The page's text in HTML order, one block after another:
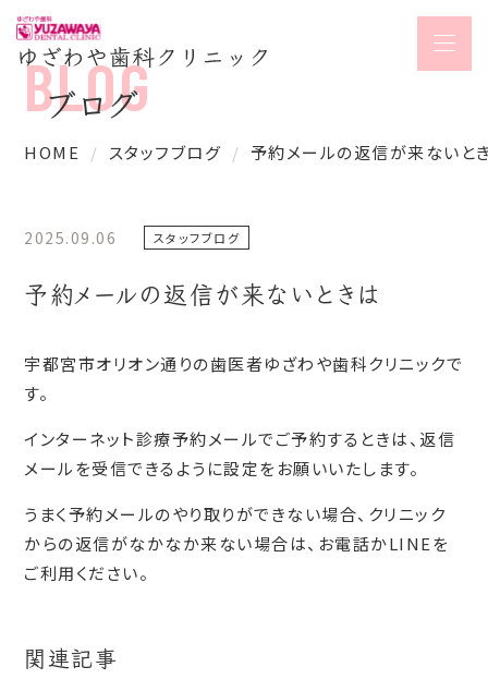
ブログ
HOME スタッフブログ 予約メールの返信が来ないと
2025.09.06 スタッフブログ
予約メールの返信が来ないときは
宇都宮市オリオン通りの歯医者ゆざわや歯科クリニックで
す。
インターネット診療予約メールでご予約するときは、返信
メールを受信できるように設定をお願いいたします。
うまく予約メールのやり取りができない場合、クリニック
からの返信がなかなか来ない場合は、お電話かLINEを
ご利用ください。
関連記事